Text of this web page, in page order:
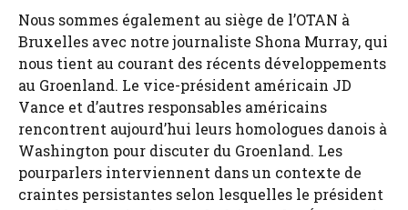
Nous sommes également au siège de l’OTAN à
Bruxelles avec notre journaliste Shona Murray, qui
nous tient au courant des récents développements
au Groenland. Le vice-président américain JD
Vance et d’autres responsables américains
rencontrent aujourd’hui leurs homologues danois à
Washington pour discuter du Groenland. Les
pourparlers interviennent dans un contexte de
craintes persistantes selon lesquelles le président